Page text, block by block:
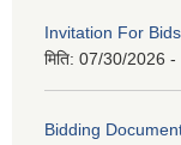
Invitation For Bids
मिति: 07/30/2026 -
Bidding